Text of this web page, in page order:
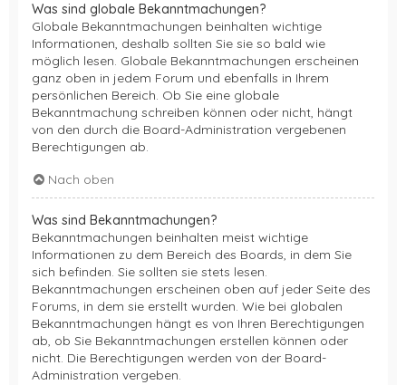
Was sind globale Bekanntmachungen?
Globale Bekanntmachungen beinhalten wichtige
Informationen, deshalb sollten Sie sie so bald wie
möglich lesen. Globale Bekanntmachungen erscheinen
ganz oben in jedem Forum und ebenfalls in Ihrem
persönlichen Bereich. Ob Sie eine globale
Bekanntmachung schreiben können oder nicht, hängt
von den durch die Board-Administration vergebenen
Berechtigungen ab.
Nach oben
Was sind Bekanntmachungen?
Bekanntmachungen beinhalten meist wichtige
Informationen zu dem Bereich des Boards, in dem Sie
sich befinden. Sie sollten sie stets lesen.
Bekanntmachungen erscheinen oben auf jeder Seite des
Forums, in dem sie erstellt wurden. Wie bei globalen
Bekanntmachungen hängt es von Ihren Berechtigungen
ab, ob Sie Bekanntmachungen erstellen können oder
nicht. Die Berechtigungen werden von der Board-
Administration vergeben.